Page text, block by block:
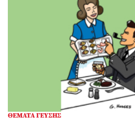
ΘΕΜΑΤΑ ΓΕΥΣΗΣ